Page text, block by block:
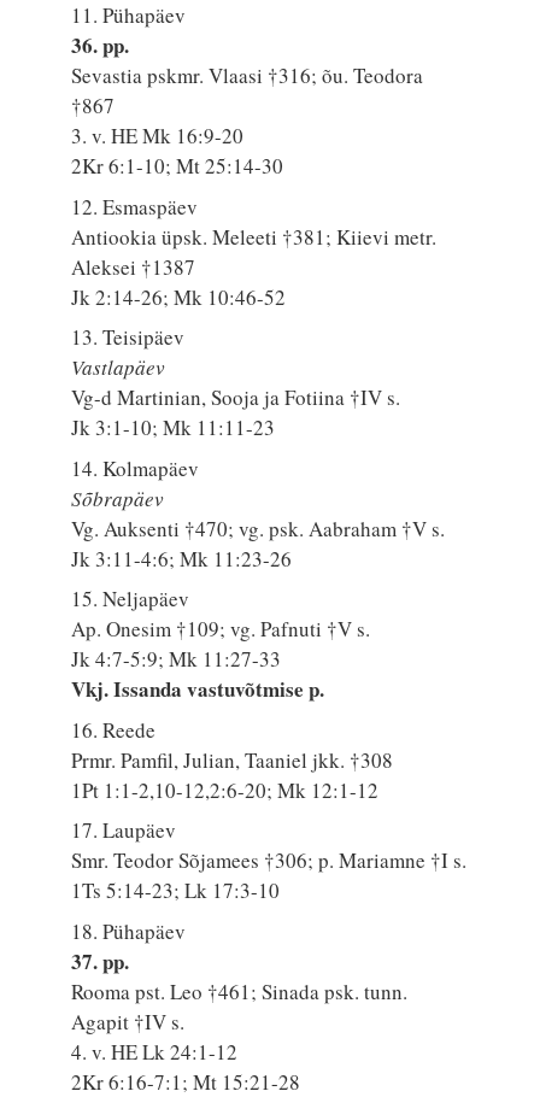
11. Pühapäev
36. pp.
Sevastia pskmr. Vlaasi †316; õu. Teodora
†867
3. v. HE Mk 16:9-20
2Kr 6:1-10; Mt 25:14-30
12. Esmaspäev
Antiookia üpsk. Meleeti †381; Kiievi metr.
Aleksei †1387
Jk 2:14-26; Mk 10:46-52
13. Teisipäev
Vastlapäev
Vg-d Martinian, Sooja ja Fotiina †IV s.
Jk 3:1-10; Mk 11:11-23
14. Kolmapäev
Sõbrapäev
Vg. Auksenti †470; vg. psk. Aabraham †V s.
Jk 3:11-4:6; Mk 11:23-26
15. Neljapäev
Ap. Onesim †109; vg. Pafnuti †V s.
Jk 4:7-5:9; Mk 11:27-33
Vkj. Issanda vastuvõtmise p.
16. Reede
Prmr. Pamfil, Julian, Taaniel jkk. †308
1Pt 1:1-2,10-12,2:6-20; Mk 12:1-12
17. Laupäev
Smr. Teodor Sõjamees †306; p. Mariamne †I s.
1Ts 5:14-23; Lk 17:3-10
18. Pühapäev
37. pp.
Rooma pst. Leo †461; Sinada psk. tunn.
Agapit †IV s.
4. v. HE Lk 24:1-12
2Kr 6:16-7:1; Mt 15:21-28